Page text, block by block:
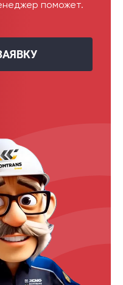
поможет.